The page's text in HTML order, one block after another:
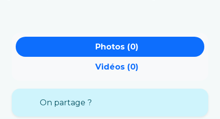
Photos (0)
Vidéos (0)
On partage ?